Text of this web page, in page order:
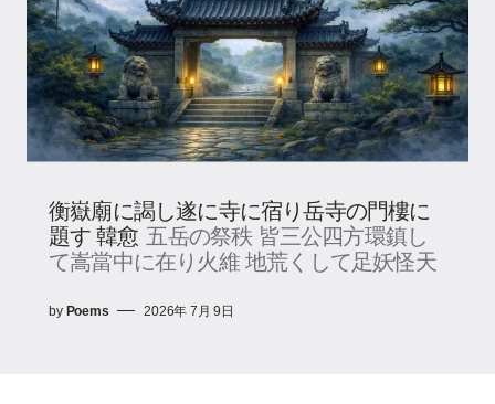
衡嶽廟に謁し遂に寺に宿り岳寺の門樓に
題す 韓愈 五岳の祭秩 皆三公四方環鎮し
て嵩當中に在り火維 地荒くして足妖怪天
by Poems 2026年 7月 9日